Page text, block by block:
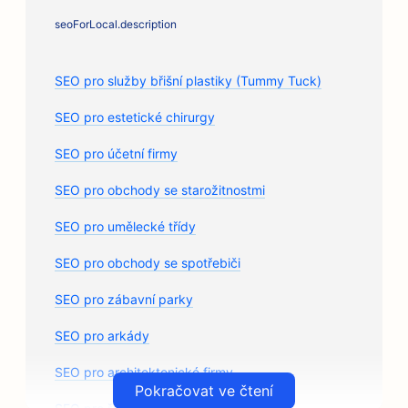
seoForLocal.description
SEO pro služby břišní plastiky (Tummy Tuck)
SEO pro estetické chirurgy
SEO pro účetní firmy
SEO pro obchody se starožitnostmi
SEO pro umělecké třídy
SEO pro obchody se spotřebiči
SEO pro zábavní parky
SEO pro arkády
SEO pro architektonické firmy
Pokračovat ve čtení